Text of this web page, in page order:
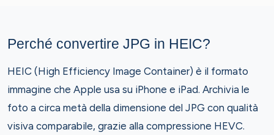
Perché convertire JPG in HEIC?
HEIC (High Efficiency Image Container) è il formato
immagine che Apple usa su iPhone e iPad. Archivia le
foto a circa metà della dimensione del JPG con qualità
visiva comparabile, grazie alla compressione HEVC.